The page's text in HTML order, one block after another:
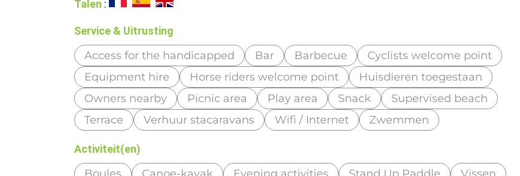
Talen :
Service & Uitrusting
Access for the handicapped Bar Barbecue
Cyclists welcome point
Equipment hire
Horse riders welcome point
Huisdieren toegestaan
Owners nearby
Picnic area Play area Snack
Supervised beach
Terrace
Verhuur stacaravans Wifi / Internet Zwemmen
Activiteit(en)